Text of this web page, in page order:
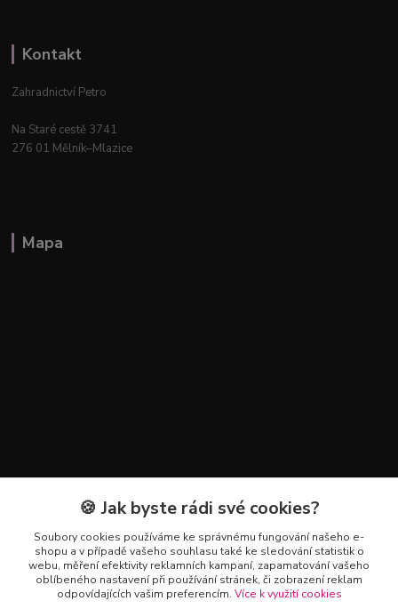
Kontakt
Zahradnictví Petro
Na Staré cestě 3741
276 01 Mělník–Mlazice
Mapa
Kontakty
+420 602 223 614
info@zahradnictvipetro.cz
🍪 Jak byste rádi své cookies?
Soubory cookies používáme ke správnému fungování našeho e-
shopu a v případě vašeho souhlasu také ke sledování statistik o
webu, měření efektivity reklamních kampaní, zapamatování vašeho
oblíbeného nastavení při používání stránek, či zobrazení reklam
odpovídajících vašim preferencím. Více k využití cookies